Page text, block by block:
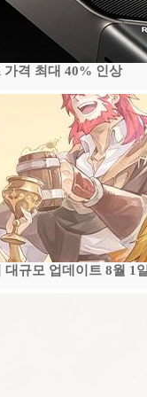
가격 최대 40% 인상
대규모 업데이트 8월 1